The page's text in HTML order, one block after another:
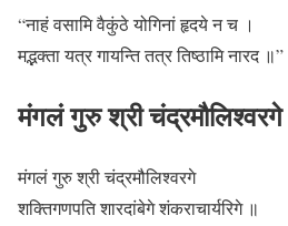
“नाहं वसामि वैकुंठे योगिनां हृदये न च ।
मद्भक्ता यत्र गायन्ति तत्र तिष्ठामि नारद ॥”
मंगलं गुरु श्री चंद्रमौलिश्वरगे
मंगलं गुरु श्री चंद्रमौलिश्वरगे
शक्तिगणपति शारदांबेगे शंकराचार्यरिगे ॥